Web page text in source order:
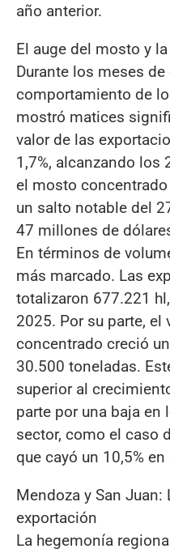
año anterior.
El auge del mosto y
Durante los meses
comportamiento de
mostró matices
valor de las
1,7%, alcanzando los
el mosto
un salto notable del
47 millones de
En términos de
más marcado. Las
totalizaron 677.221
2025. Por su parte,
concentrado creció
30.500 toneladas.
superior al
parte por una baja
sector, como el caso
que cayó un 10,5%
Mendoza y San
exportación
La hegemonía